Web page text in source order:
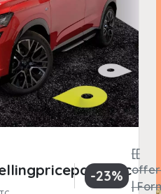
[[
|
-23%